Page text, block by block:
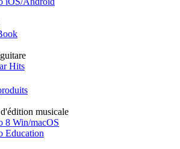
Hits
musicale
8 Win/macOS
Education